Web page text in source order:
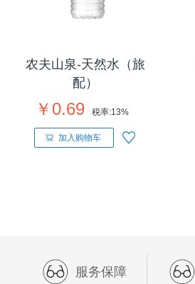
农夫山泉-天然水（旅
配）
￥0.69 税率:13%
加入购物车
服务保障